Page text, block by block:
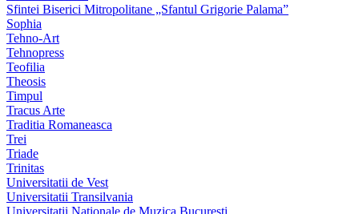
Sfintei Biserici Mitropolitane „Sfantul Grigorie Palama”
Sophia
Tehno-Art
Tehnopress
Teofilia
Theosis
Timpul
Tracus Arte
Traditia Romaneasca
Trei
Triade
Trinitas
Universitatii de Vest
Universitatii Transilvania
Universitatii Nationale de Muzica Bucuresti